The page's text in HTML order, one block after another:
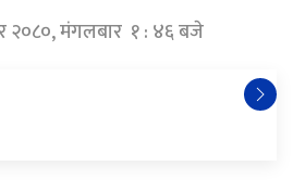
२०८०, मंगलबार १ : ४६ बजे